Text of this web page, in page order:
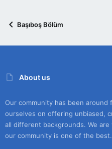
Başıboş Bölüm
About us
Our community has been around
ourselves on offering unbiased,
all different backgrounds. We
our community is one of the best.